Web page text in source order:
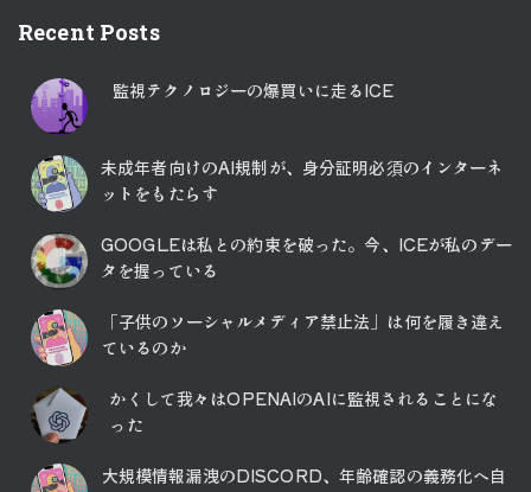
Recent Posts
監視テクノロジーの爆買いに走るICE
未成年者向けのAI規制が、身分証明必須のインターネ
ットをもたらす
GOOGLEは私との約束を破った。今、ICEが私のデー
タを握っている
「子供のソーシャルメディア禁止法」は何を履き違え
ているのか
かくして我々はOPENAIのAIに監視されることにな
った
大規模情報漏洩のDISCORD、年齢確認の義務化へ自